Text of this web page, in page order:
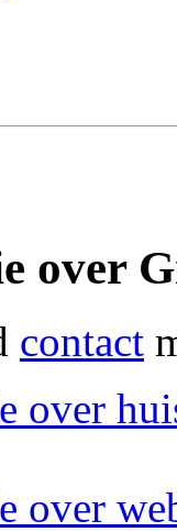
over
contact
over
over